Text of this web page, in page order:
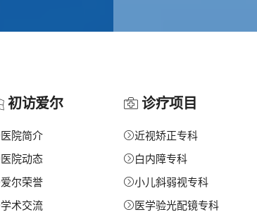
初访爱尔
医院简介
医院动态
爱尔荣誉
学术交流
诊疗项目
近视矫正专科
白内障专科
小儿斜弱视专科
医学验光配镜专科